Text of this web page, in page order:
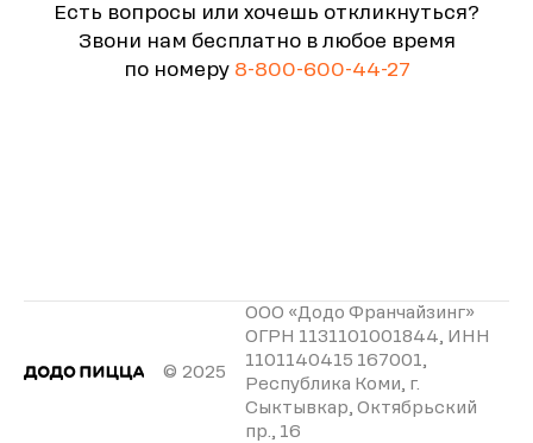
Есть вопросы или хочешь откликнуться?
Звони нам бесплатно в любое время
по номеру 8-800-600-44-27
© 2025
ООО «Додо Франчайзинг»
ОГРН 1131101001844, ИНН
1101140415 167001,
Республика Коми, г.
Сыктывкар, Октябрьский
пр., 16